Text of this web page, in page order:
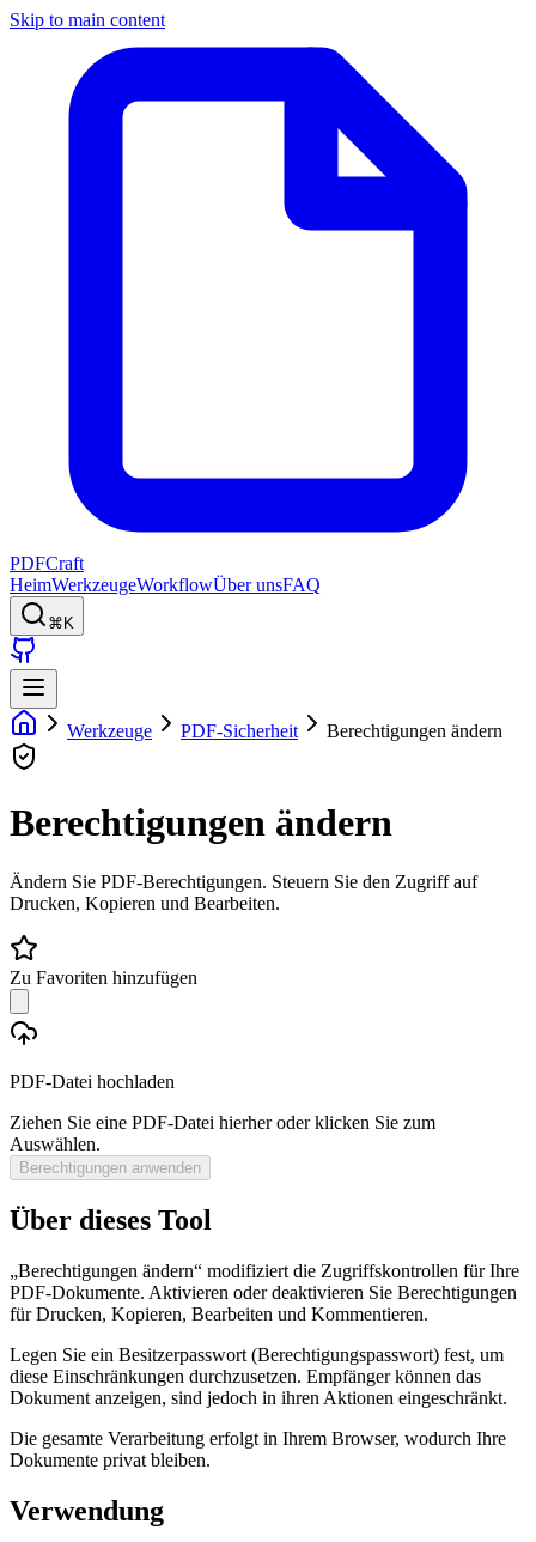
Skip to main content
PDFCraft
HeimWerkzeugeWorkflowÜber unsFAQ
⌘K
Werkzeuge PDF-Sicherheit Berechtigungen ändern
Berechtigungen ändern
Ändern Sie PDF-Berechtigungen. Steuern Sie den Zugriff auf
Drucken, Kopieren und Bearbeiten.
Zu Favoriten hinzufügen
PDF-Datei hochladen
Ziehen Sie eine PDF-Datei hierher oder klicken Sie zum
Auswählen.
Berechtigungen anwenden
Über dieses Tool
„Berechtigungen ändern“ modifiziert die Zugriffskontrollen für Ihre
PDF-Dokumente. Aktivieren oder deaktivieren Sie Berechtigungen
für Drucken, Kopieren, Bearbeiten und Kommentieren.
Legen Sie ein Besitzerpasswort (Berechtigungspasswort) fest, um
diese Einschränkungen durchzusetzen. Empfänger können das
Dokument anzeigen, sind jedoch in ihren Aktionen eingeschränkt.
Die gesamte Verarbeitung erfolgt in Ihrem Browser, wodurch Ihre
Dokumente privat bleiben.
Verwendung